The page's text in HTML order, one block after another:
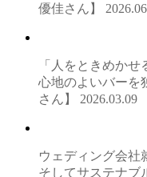
優佳さん】
「人をときめか
心地のよいバーを
さん】 2026.03.09
ウェディング会社
そしてサステナブ